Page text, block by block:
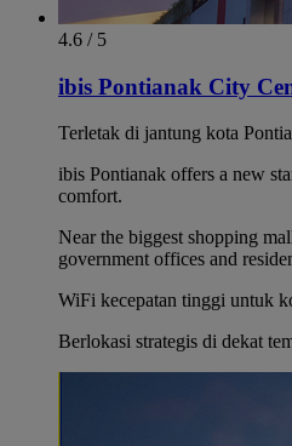
4.6 / 5
ibis Pontianak City
Terletak di jantung kota
ibis Pontianak offers a new
comfort.
Near the biggest shopping
government offices and
WiFi kecepatan tinggi untuk
Berlokasi strategis di dekat